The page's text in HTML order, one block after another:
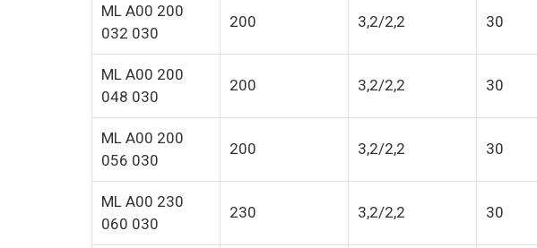
ML A00 200
032 030
200 3,2/2,2 30
ML A00 200
048 030
200 3,2/2,2 30
ML A00 200
056 030
200 3,2/2,2 30
ML A00 230
060 030
230 3,2/2,2 30